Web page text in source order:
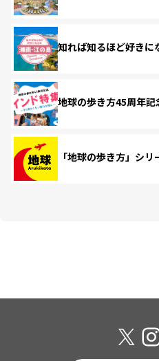
知れば知るほど好きに
地球の歩き方45周年記
「地球の歩き方」シ